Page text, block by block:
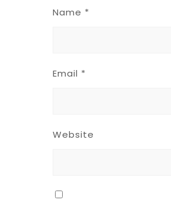
Name *
Email *
Website